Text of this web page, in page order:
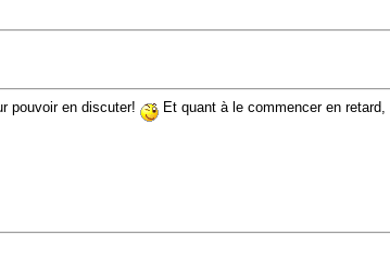
pouvoir en discuter! Et quant à le commencer en